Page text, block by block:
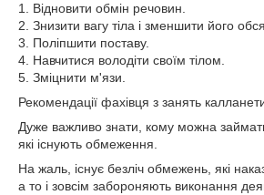
1. Відновити обмін речовин.
2. Знизити вагу тіла і зменшити його
3. Поліпшити поставу.
4. Навчитися володіти своїм тілом.
5. Зміцнити м'язи.
Рекомендації фахівця з занять
Дуже важливо знати, кому можна
які існують обмеження.
На жаль, існує безліч обмежень, які
а то і зовсім забороняють виконання